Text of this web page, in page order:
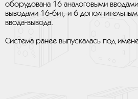
оборудована 16 аналоговыми
выводами 16-бит, и 6
ввода-вывода.
Система ранее выпускалась под